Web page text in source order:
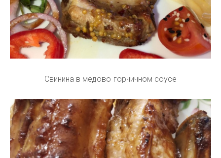
Свинина в медово-горчичном соусе